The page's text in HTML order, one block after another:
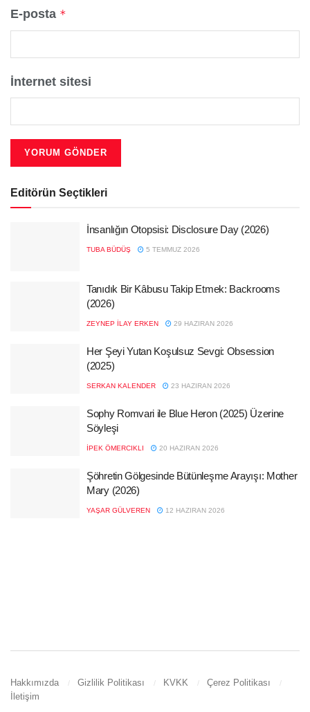
E-posta *
İnternet sitesi
Editörün Seçtikleri
İnsanlığın Otopsisi: Disclosure Day (2026)
TUBA BÜDÜŞ 5 TEMMUZ 2026
Tanıdık Bir Kâbusu Takip Etmek: Backrooms
(2026)
ZEYNEP İLAY ERKEN 29 HAZIRAN 2026
Her Şeyi Yutan Koşulsuz Sevgi: Obsession
(2025)
SERKAN KALENDER 23 HAZIRAN 2026
Sophy Romvari ile Blue Heron (2025) Üzerine
Söyleşi
İPEK ÖMERCIKLI 20 HAZIRAN 2026
Şöhretin Gölgesinde Bütünleşme Arayışı: Mother
Mary (2026)
YAŞAR GÜLVEREN 12 HAZIRAN 2026
Hakkımızda Gizlilik Politikası KVKK
Çerez Politikası
İletişim